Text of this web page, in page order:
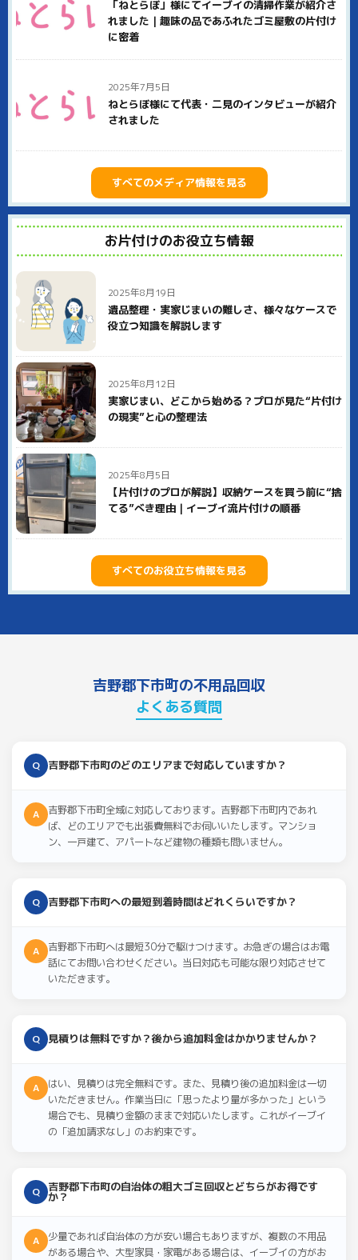
ください。
また、イーブイは社員全員が何らかの資格を持つ、スペシャリ
お客様に貢献いたします。
吉野郡下市町での不用品回収、ゴミ屋敷片付け、遺品整理など
はぜひイーブイにご用命ください。
「ねとらぼ」様にてイーブイの清掃作業が紹介さ
れました｜趣味の品であふれたゴミ屋敷の片付け
に密着
2025年7月5日
ねとらぼ様にて代表・二見のインタビューが紹介
されました
すべてのメディア情報を見る
お片付けのお役立ち情報
2025年8月19日
遺品整理・実家じまいの難しさ、様々なケースで
役立つ知識を解説します
2025年8月12日
実家じまい、どこから始める？プロが見た“片付け
の現実”と心の整理法
2025年8月5日
【片付けのプロが解説】収納ケースを買う前に“捨
てる”べき理由｜イーブイ流片付けの順番
すべてのお役立ち情報を見る
吉野郡下市町の不用品回収
よくある質問
Q 吉野郡下市町のどのエリアまで対応していますか？
A
吉野郡下市町全域に対応しております。吉野郡下市町内であれ
ば、どのエリアでも出張費無料でお伺いいたします。マンショ
ン、一戸建て、アパートなど建物の種類も問いません。
Q 吉野郡下市町への最短到着時間はどれくらいですか？
A
吉野郡下市町へは最短30分で駆けつけます。お急ぎの場合はお電
話にてお問い合わせください。当日対応も可能な限り対応させて
いただきます。
Q 見積りは無料ですか？後から追加料金はかかりませんか？
A
はい、見積りは完全無料です。また、見積り後の追加料金は一切
いただきません。作業当日に「思ったより量が多かった」という
場合でも、見積り金額のままで対応いたします。これがイーブイ
の「追加請求なし」のお約束です。
Q 吉野郡下市町の自治体の粗大ゴミ回収とどちらがお得です
か？
A
少量であれば自治体の方が安い場合もありますが、複数の不用品
がある場合や、大型家具・家電がある場合は、イーブイの方がお